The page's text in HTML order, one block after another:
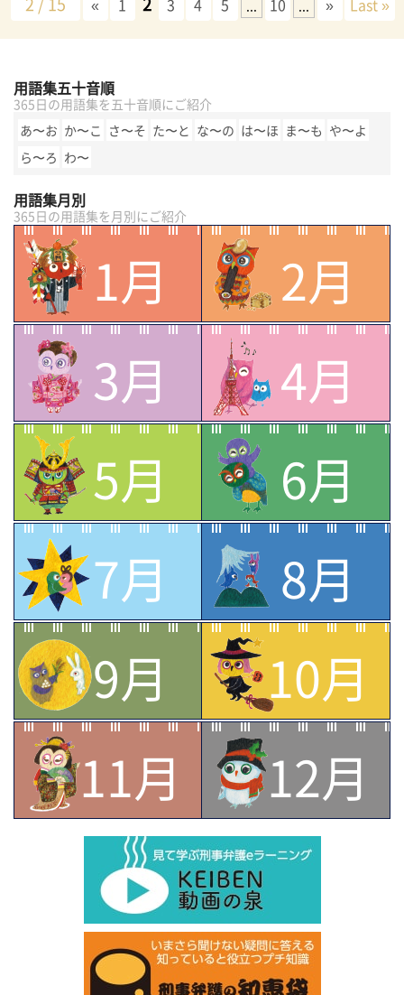
« 1 3 4 5 ... 10 ... » Last »
用語集五十音順
365日の用語集を五十音順にご紹介
あ〜お か〜こ さ〜そ た〜と な〜の は〜ほ ま〜も や〜よ
ら〜ろ わ〜
用語集月別
365日の用語集を月別にご紹介
1月
2月
3月
4月
5月
6月
7月
8月
9月
10月
11月
12月